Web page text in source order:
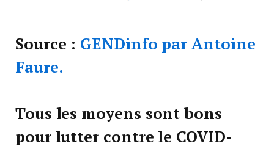
Source : GENDinfo par Antoine
Faure.
Tous les moyens sont bons
pour lutter contre le COVID-